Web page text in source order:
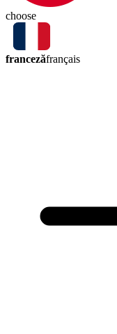
choose
francezăfrançais